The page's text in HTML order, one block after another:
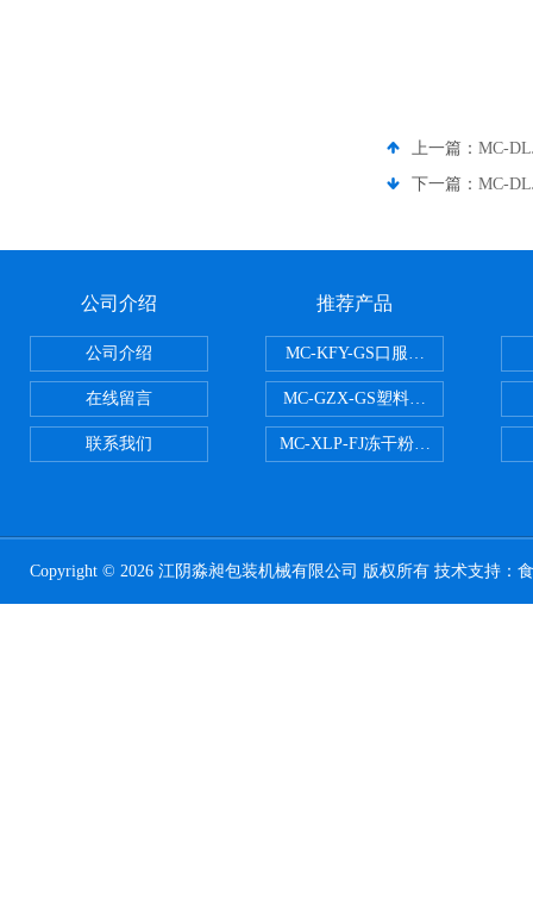
上一篇： MC-
下一篇： MC-
公司介绍
公司介绍
在线留言
联系我们
推荐产品
MC-KFY-GS口服液灌装线
MC-GZX-GS塑料瓶高速跟踪式灌
MC-XLP-FJ冻干粉西林瓶灌装机
Copyright © 2026 江阴淼昶包装机械有限公司 版权所有 技术支持：